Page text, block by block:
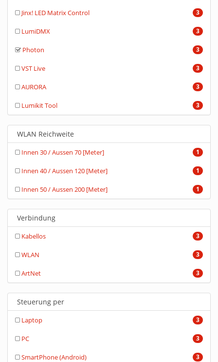
3
Jinx! LED Matrix Control
3
LumiDMX
3
Photon
3
VST Live
3
AURORA
3
Lumikit Tool
WLAN Reichweite
1
Innen 30 / Aussen 70 [Meter]
1
Innen 40 / Aussen 120 [Meter]
1
Innen 50 / Aussen 200 [Meter]
Verbindung
3
Kabellos
3
WLAN
3
ArtNet
Steuerung per
3
Laptop
3
PC
3
SmartPhone (Android)